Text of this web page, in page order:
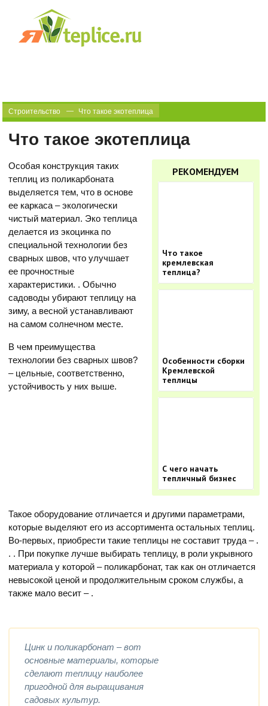
Строительство Что такое экотеплица
Что такое экотеплица
РЕКОМЕНДУЕМ
Что такое
кремлевская
теплица?
Особенности сборки
Кремлевской
теплицы
С чего начать
тепличный бизнес
Особая конструкция таких
теплиц из поликарбоната
выделяется тем, что в основе
ее каркаса – экологически
чистый материал. Эко теплица
делается из экоцинка по
специальной технологии без
сварных швов, что улучшает
ее прочностные
характеристики. . Обычно
садоводы убирают теплицу на
зиму, а весной устанавливают
на самом солнечном месте.
В чем преимущества
технологии без сварных швов?
– цельные, соответственно,
устойчивость у них выше.
Такое оборудование отличается и другими параметрами,
которые выделяют его из ассортимента остальных теплиц.
Во-первых, приобрести такие теплицы не составит труда – .
. . При покупке лучше выбирать теплицу, в роли укрывного
материала у которой – поликарбонат, так как он отличается
невысокой ценой и продолжительным сроком службы, а
также мало весит – .
Цинк и поликарбонат – вот
основные материалы, которые
сделают теплицу наиболее
пригодной для выращивания
садовых культур.